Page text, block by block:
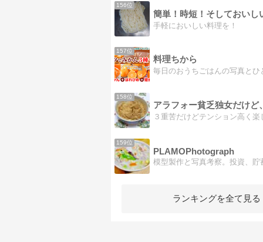
156位
手軽においしい料理を！
157位
料理ちから
158位
159位
PLAMOPhotograph
ランキングを全て見る